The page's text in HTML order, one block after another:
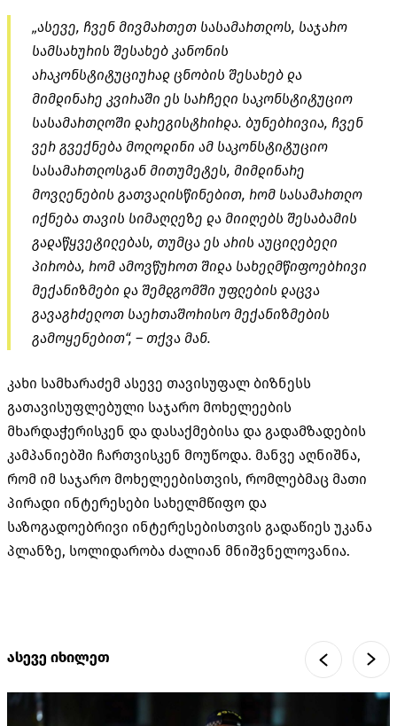
„ასევე, ჩვენ მივმართეთ სასამართლოს, საჯარო
სამსახურის შესახებ კანონის
არაკონსტიტუციურად ცნობის შესახებ და
მიმდინარე კვირაში ეს სარჩელი საკონსტიტუციო
სასამართლოში დარეგისტრირდა. ბუნებრივია, ჩვენ
ვერ გვექნება მოლოდინი ამ საკონსტიტუციო
სასამართლოსგან მითუმეტეს, მიმდინარე
მოვლენების გათვალისწინებით, რომ სასამართლო
იქნება თავის სიმაღლეზე და მიიღებს შესაბამის
გადაწყვეტილებას, თუმცა ეს არის აუცილებელი
პირობა, რომ ამოვწუროთ შიდა სახელმწიფოებრივი
მექანიზმები და შემდგომში უფლების დაცვა
გავაგრძელოთ საერთაშორისო მექანიზმების
გამოყენებით“, – თქვა მან.
კახი სამხარაძემ ასევე თავისუფალ ბიზნესს
გათავისუფლებული საჯარო მოხელეების
მხარდაჭერისკენ და დასაქმებისა და გადამზადების
კამპანიებში ჩართვისკენ მოუწოდა. მანვე აღნიშნა,
რომ იმ საჯარო მოხელეებისთვის, რომლებმაც მათი
პირადი ინტერესები სახელმწიფო და
საზოგადოებრივი ინტერესებისთვის გადაწიეს უკანა
პლანზე, სოლიდარობა ძალიან მნიშვნელოვანია.
ასევე იხილეთ